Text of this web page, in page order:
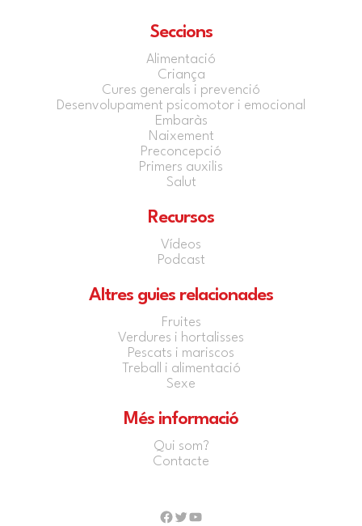
Seccions
Alimentació
Criança
Cures generals i prevenció
Desenvolupament psicomotor i emocional
Embaràs
Naixement
Preconcepció
Primers auxilis
Salut
Recursos
Vídeos
Podcast
Altres guies relacionades
Fruites
Verdures i hortalisses
Pescats i mariscos
Treball i alimentació
Sexe
Més informació
Qui som?
Contacte
Facebook
Twitter
YouTube